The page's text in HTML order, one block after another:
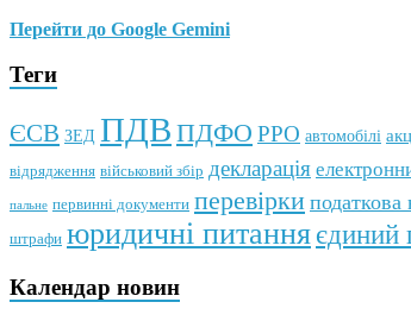
Перейти до Google Gemini
Теги
ЄСВ ЗЕД ПДВ ПДФО РРО автомобілі
відрядження військовий збір декларація
пальне первинні документи перевірки податкова
штрафи юридичні питанняєдиний
Календар новин